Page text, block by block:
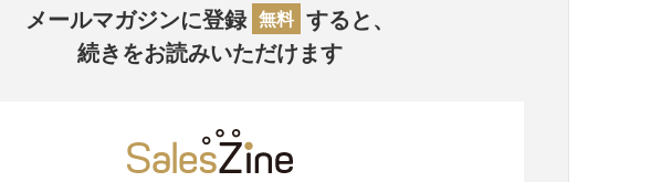
メールマガジンに登録 無料 すると、
続きをお読みいただけます